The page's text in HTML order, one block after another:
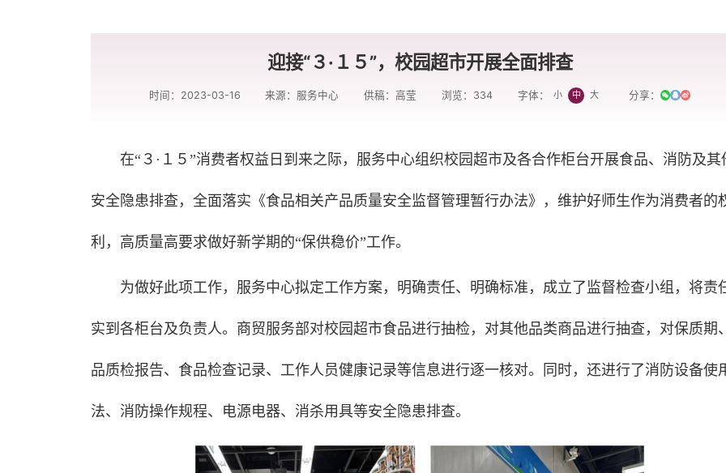
迎接“３·１５”，校园超市开展全面排查
时间：2023-03-16 来源：服务中心 供稿：高莹 浏览： 334 字体： 小 中 大 分享：
在“３·１５”消费者权益日到来之际，服务中心组织校园超市及各合作柜台开展食品、消防及其
安全隐患排查，全面落实《食品相关产品质量安全监督管理暂行办法》，维护好师生作为消费者的
利，高质量高要求做好新学期的“保供稳价”工作。
为做好此项工作，服务中心拟定工作方案，明确责任、明确标准，成立了监督检查小组，将责
实到各柜台及负责人。商贸服务部对校园超市食品进行抽检，对其他品类商品进行抽查，对保质期
品质检报告、食品检查记录、工作人员健康记录等信息进行逐一核对。同时，还进行了消防设备使
法、消防操作规程、电源电器、消杀用具等安全隐患排查。